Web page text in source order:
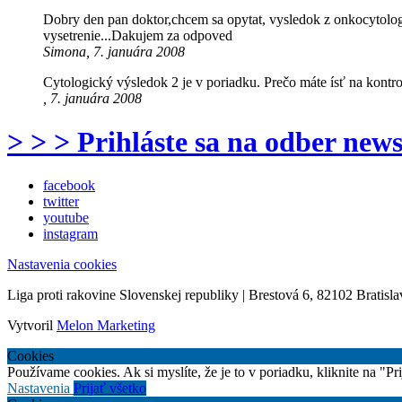
Dobry den pan doktor,chcem sa opytat, vysledok z
vysetrenie...Dakujem za odpoved
Simona, 7. januára 2008
Cytologický výsledok 2 je v poriadku. Prečo máte ísť na
, 7. januára 2008
> > > Prihláste sa na odber
facebook
twitter
youtube
instagram
Nastavenia cookies
Liga proti rakovine Slovenskej republiky | Brestová 6, 82102
Vytvoril Melon Marketing
Cookies
Používame cookies. Ak si myslíte, že je to v poriadku, kliknite na
Nastavenia Prijať všetko